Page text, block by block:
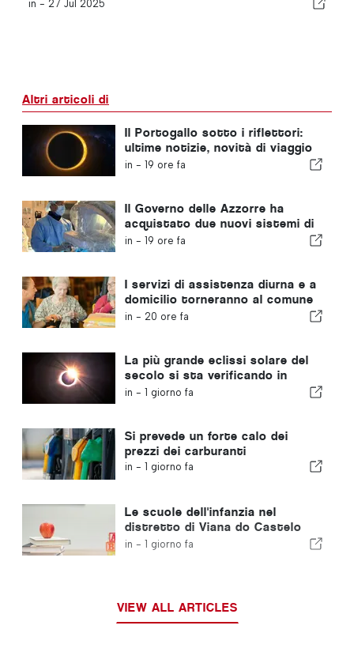
in - 27 Jul 2025
Altri articoli di
Il Portogallo sotto i riflettori:
ultime notizie, novità di viaggio
e le notizie più importanti che
in - 19 ore fa
Il Governo delle Azzorre ha
acquistato due nuovi sistemi di
chirurgia robotica
in - 19 ore fa
I servizi di assistenza diurna e a
domicilio torneranno al comune
portoghese
in - 20 ore fa
La più grande eclissi solare del
secolo si sta verificando in
Portogallo
in - 1 giorno fa
Si prevede un forte calo dei
prezzi dei carburanti
in - 1 giorno fa
Le scuole dell'infanzia nel
distretto di Viana do Castelo
non chiuderanno
in - 1 giorno fa
VIEW ALL ARTICLES